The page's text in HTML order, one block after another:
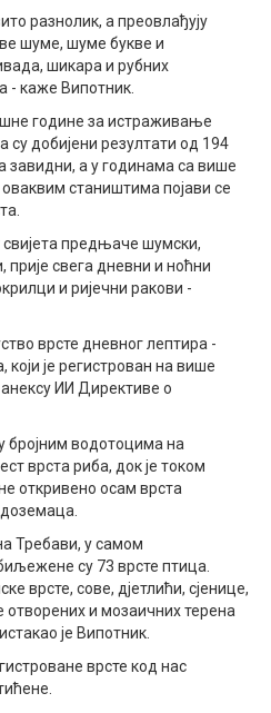
разнолик, а преовлађују
шуме, шуме букве и
шикара и рубних
- каже Випотник.
године за истраживање
су добијени резултати од 194
завидни, а у годинама са више
стаништима појави се
предњаче шумски,
прије свега дневни и ноћни
и ријечни ракови -
врсте дневног лептира -
је регистрован на више
ИИ Директиве о
бројним водотоцима на
врста риба, док је током
откривено осам врста
Требави, у самом
су 73 врсте птица.
врсте, сове, дјетлићи, сјенице,
отворених и мозаичних терена
је Випотник.
врсте код нас